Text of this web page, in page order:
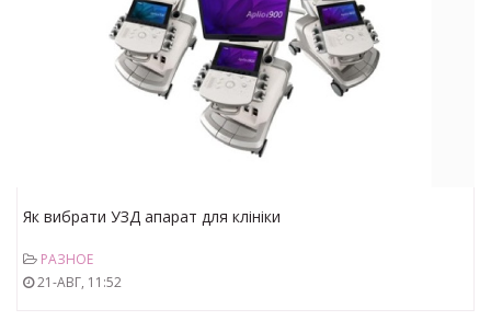
Як вибрати УЗД апарат для клініки
РАЗНОЕ
21-АВГ, 11:52